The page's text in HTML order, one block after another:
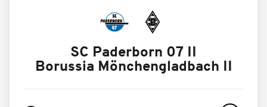
SC Paderborn 07 II
Borussia Mönchengladbach II